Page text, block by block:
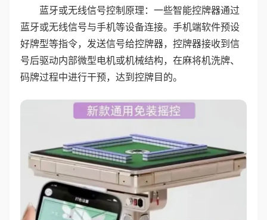
蓝牙或无线信号控制原理：一些智能控牌器通过
蓝牙或无线信号与手机等设备连接。手机端软件预设
好牌型等指令，发送信号给控牌器，控牌器接收到信
号后驱动内部微型电机或机械结构，在麻将机洗牌、
码牌过程中进行干预，达到控牌目的。